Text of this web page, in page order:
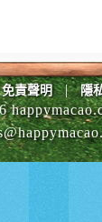
免責聲明 | 隱